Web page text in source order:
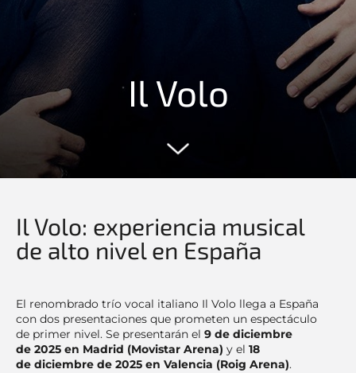
Il Volo
Il Volo: experiencia musical
de alto nivel en España
El renombrado trío vocal italiano Il Volo llega a España
con dos presentaciones que prometen un espectáculo
de primer nivel. Se presentarán el 9 de diciembre
de 2025 en Madrid (Movistar Arena) y el 18
de diciembre de 2025 en Valencia (Roig Arena).